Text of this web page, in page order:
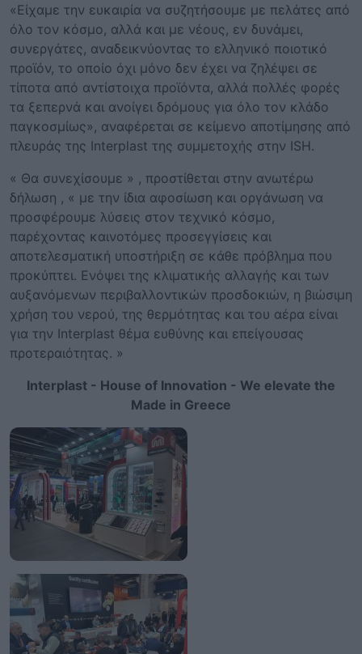
«Είχαμε την ευκαιρία να συζητήσουμε με πελάτες από
όλο τον κόσμο, αλλά και με νέους, εν δυνάμει,
συνεργάτες, αναδεικνύοντας το ελληνικό ποιοτικό
προϊόν, το οποίο όχι μόνο δεν έχει να ζηλέψει σε
τίποτα από αντίστοιχα προϊόντα, αλλά πολλές φορές
τα ξεπερνά και ανοίγει δρόμους για όλο τον κλάδο
παγκοσμίως», αναφέρεται σε κείμενο αποτίμησης από
πλευράς της Interplast της συμμετοχής στην ISH.
« Θα συνεχίσουμε » , προστίθεται στην ανωτέρω
δήλωση , « με την ίδια αφοσίωση και οργάνωση να
προσφέρουμε λύσεις στον τεχνικό κόσμο,
παρέχοντας καινοτόμες προσεγγίσεις και
αποτελεσματική υποστήριξη σε κάθε πρόβλημα που
προκύπτει. Ενόψει της κλιματικής αλλαγής και των
αυξανόμενων περιβαλλοντικών προσδοκιών, η βιώσιμη
χρήση του νερού, της θερμότητας και του αέρα είναι
για την Interplast θέμα ευθύνης και επείγουσας
προτεραιότητας. »
Interplast - House of Innovation - We elevate the
Made in Greece